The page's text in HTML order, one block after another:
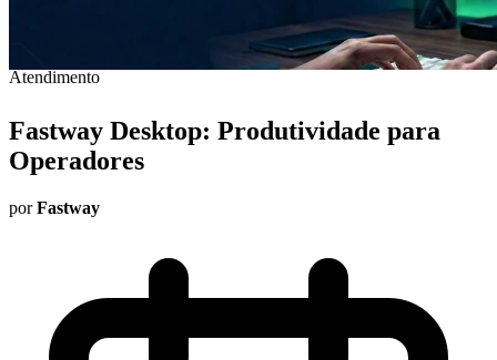
Atendimento
Fastway Desktop: Produtividade para
Operadores
porFastway